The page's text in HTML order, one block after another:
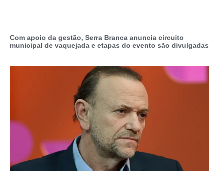
Com apoio da gestão, Serra Branca anuncia circuito
municipal de vaquejada e etapas do evento são divulgadas